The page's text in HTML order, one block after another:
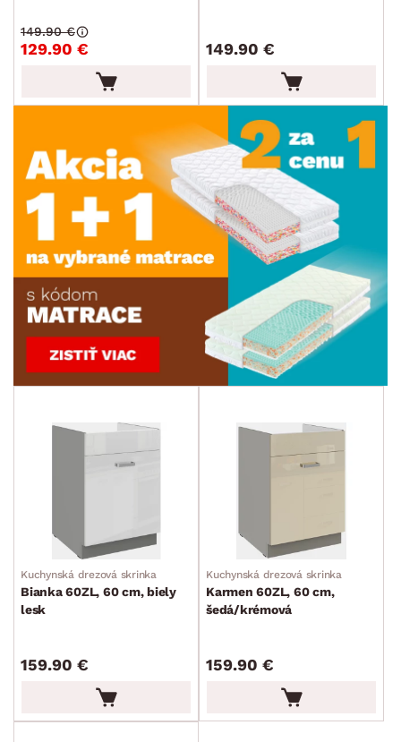
129.90 €
149.90 €
149.90 €
Kuchynská drezová skrinka
Bianka 60ZL, 60 cm, biely
lesk
159.90 €
Kuchynská drezová skrinka
Karmen 60ZL, 60 cm,
šedá/krémová
159.90 €